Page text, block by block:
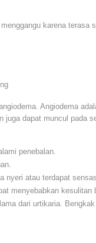
karena terasa
Angiodema
juga dapat muncul pada
penebalan.
nyeri atau terdapat
menyebabkan kesulitan
dari urtikaria.